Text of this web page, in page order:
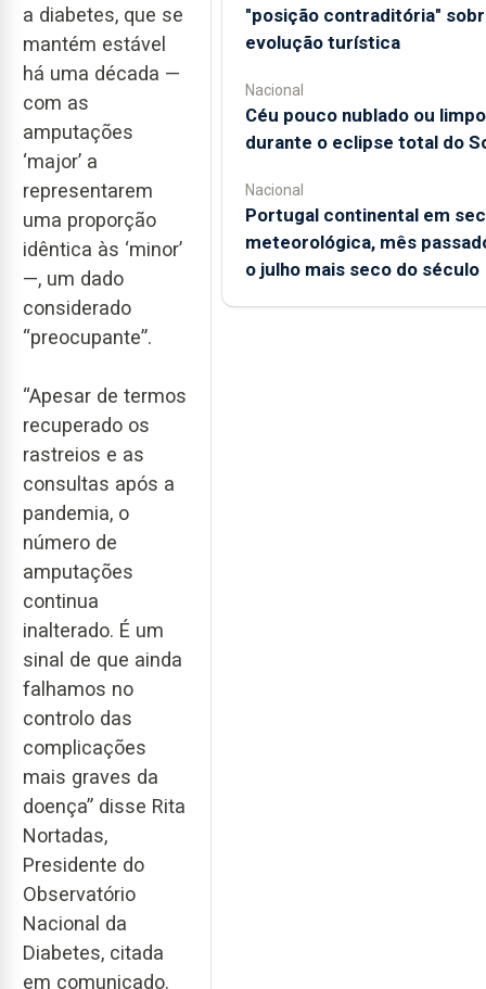
a diabetes, que se
mantém estável
há uma década —
com as
amputações
‘major’ a
representarem
uma proporção
idêntica às ‘minor’
—, um dado
considerado
“preocupante”.
“Apesar de termos
recuperado os
rastreios e as
consultas após a
pandemia, o
número de
amputações
continua
inalterado. É um
sinal de que ainda
falhamos no
controlo das
complicações
mais graves da
doença” disse Rita
Nortadas,
Presidente do
Observatório
Nacional da
Diabetes, citada
em comunicado.
"posição contraditória"
evolução turística
Nacional
Céu pouco nublado ou limpo
durante o eclipse total do
Nacional
Portugal continental em
meteorológica, mês
o julho mais seco do século